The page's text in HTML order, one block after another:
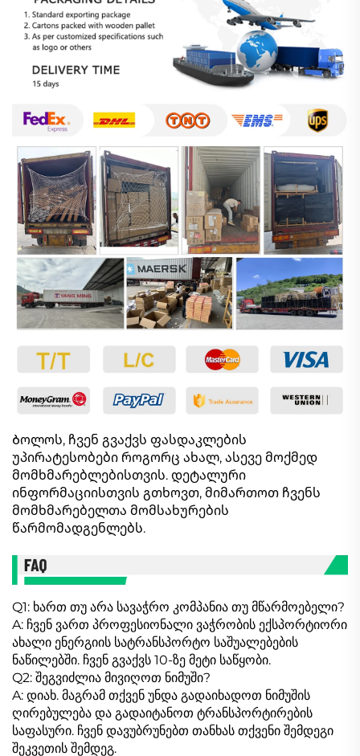
Ბოლოს, ჩვენ გვაქვს ფასდაკლების
უპირატესობები როგორც ახალ, ასევე მოქმედ
მომხმარებლებისთვის. დეტალური
ინფორმაციისთვის გთხოვთ, მიმართოთ ჩვენს
მომხმარებელთა მომსახურების
წარმომადგენლებს.
Q1: ხართ თუ არა სავაჭრო კომპანია თუ მწარმოებელი?
A: ჩვენ ვართ პროფესიონალი ვაჭრობის ექსპორტიორი
ახალი ენერგიის სატრანსპორტო საშუალებების
ნაწილებში. ჩვენ გვაქვს 10-ზე მეტი საწყობი.
Q2: შეგვიძლია მივიღოთ ნიმუში?
A: დიახ. მაგრამ თქვენ უნდა გადაიხადოთ ნიმუშის
ღირებულება და გადაიტანოთ ტრანსპორტირების
საფასური. ჩვენ დავუბრუნებთ თანხას თქვენი შემდეგი
შეკვეთის შემდეგ.